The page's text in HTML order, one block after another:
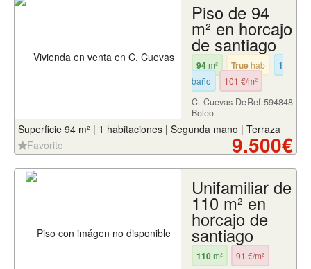
Piso de 94
m² en horcajo
de santiago
94m² Truehab 1
baño 101 €/m²
Ref:594848
C. Cuevas De
Boleo
Superficie 94 m² | 1 habitaciones | Segunda mano | Terraza
Favorito
9.500€
Unifamiliar de
110 m² en
horcajo de
santiago
110m² 91 €/m²